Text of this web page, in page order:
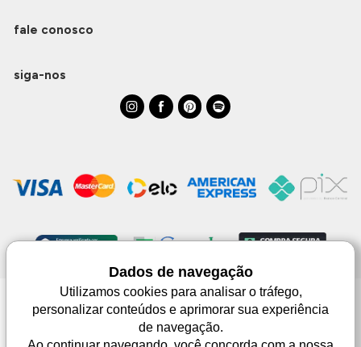
fale conosco
siga-nos
Monjuá | CNPJ 98.102.650/0083-99 | Av. Júlio de Castilhos, 1553 - 02 - Três
Passos | © Todos os direitos reservados
As imagens aqui apresentadas são meramente lustrativas, podendo haver
Dados de navegação
Utilizamos cookies para analisar o tráfego,
personalizar conteúdos e aprimorar sua experiência
de navegação.